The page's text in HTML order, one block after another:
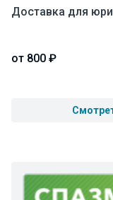
Доставка для
от 800 ₽